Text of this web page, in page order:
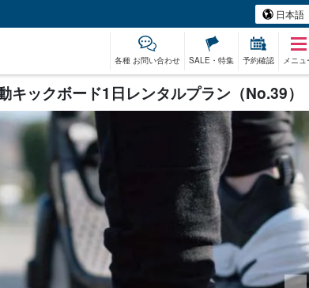
日本語
各種 お問い合わせ SALE・特集 予約確認 メニュ
ックボード1日レンタルプラン（No.39）